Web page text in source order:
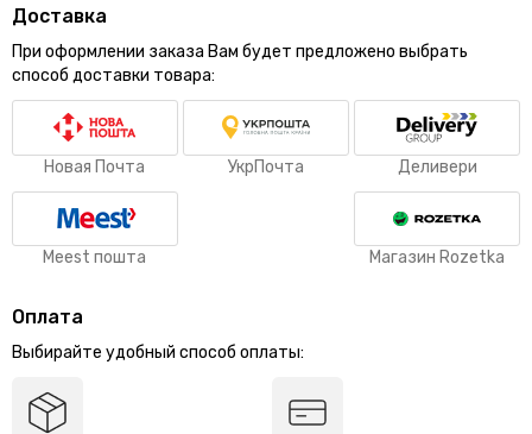
Доставка
При оформлении заказа Вам будет предложено выбрать
способ доставки товара:
Новая Почта УкрПочта Деливери
Meest пошта Магазин Rozetka
Оплата
Выбирайте удобный способ оплаты: